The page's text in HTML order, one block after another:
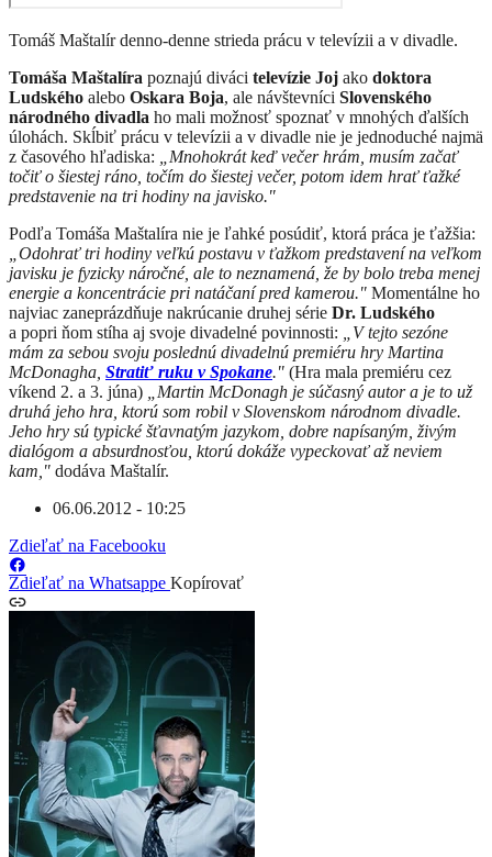
Tomáš Maštalír denno-denne strieda prácu v televízii a v divadle.
Tomáša Maštalíra poznajú diváci televízie Joj ako doktora
Ludského alebo Oskara Boja, ale návštevníci Slovenského
národného divadla ho mali možnosť spoznať v mnohých ďalších
úlohách. Skĺbiť prácu v televízii a v divadle nie je jednoduché najmä
z časového hľadiska:
„Mnohokrát keď večer hrám, musím začať
točiť o šiestej ráno, točím do šiestej večer, potom idem hrať ťažké
predstavenie na tri hodiny na javisko."
Podľa Tomáša Maštalíra nie je ľahké posúdiť, ktorá práca je ťažšia:
„Odohrať tri hodiny veľkú postavu v ťažkom predstavení na veľkom
javisku je fyzicky náročné, ale to neznamená, že by bolo treba menej
energie a koncentrácie pri natáčaní pred kamerou." Momentálne ho
najviac zaneprázdňuje nakrúcanie druhej série Dr. Ludského
a popri ňom stíha aj svoje divadelné povinnosti:
„V tejto sezóne
mám za sebou svoju poslednú divadelnú premiéru hry Martina
McDonagha, Stratiť ruku v Spokane." (Hra mala premiéru cez
víkend 2. a 3. júna)
Martin McDonagh je súčasný autor a je to už
druhá jeho hra, ktorú som robil v Slovenskom národnom divadle.
Jeho hry sú typické šťavnatým jazykom, dobre napísaným, živým
dialógom a absurdnosťou, ktorú dokáže vypeckovať až neviem
kam," dodáva Maštalír.
06.06.2012 - 10:25
Zdieľať na Facebooku
Zdieľať na Whatsappe Kopírovať